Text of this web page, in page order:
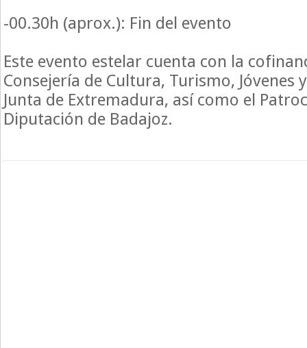
-00.30h (aprox.): Fin del evento
Este evento estelar cuenta con la
Consejería de Cultura, Turismo, Jóvenes
Junta de Extremadura, así como el
Diputación de Badajoz.